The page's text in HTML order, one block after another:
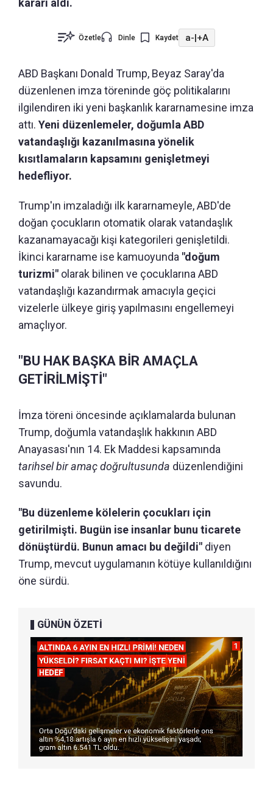
kararı aldı.
Özetle Dinle Kaydet a-|+A
ABD Başkanı Donald Trump, Beyaz Saray'da
düzenlenen imza töreninde göç politikalarını
ilgilendiren iki yeni başkanlık kararnamesine imza
attı. Yeni düzenlemeler, doğumla ABD
vatandaşlığı kazanılmasına yönelik
kısıtlamaların kapsamını genişletmeyi
hedefliyor.
Trump'ın imzaladığı ilk kararnameyle, ABD'de
doğan çocukların otomatik olarak vatandaşlık
kazanamayacağı kişi kategorileri genişletildi.
İkinci kararname ise kamuoyunda "doğum
turizmi" olarak bilinen ve çocuklarına ABD
vatandaşlığı kazandırmak amacıyla geçici
vizelerle ülkeye giriş yapılmasını engellemeyi
amaçlıyor.
"BU HAK BAŞKA BİR AMAÇLA
GETİRİLMİŞTİ"
İmza töreni öncesinde açıklamalarda bulunan
Trump, doğumla vatandaşlık hakkının ABD
Anayasası'nın 14. Ek Maddesi kapsamında
tarihsel bir amaç doğrultusunda düzenlendiğini
savundu.
"Bu düzenleme kölelerin çocukları için
getirilmişti. Bugün ise insanlar bunu ticarete
dönüştürdü. Bunun amacı bu değildi" diyen
Trump, mevcut uygulamanın kötüye kullanıldığını
öne sürdü.
GÜNÜN ÖZETİ